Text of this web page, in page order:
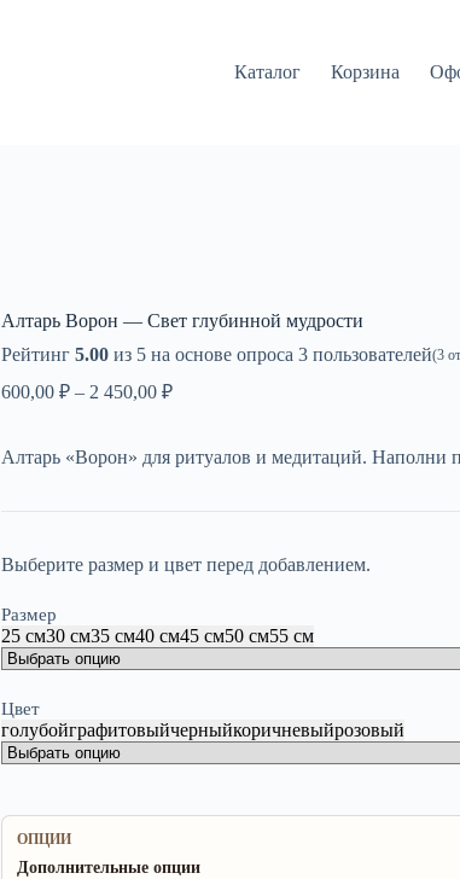
Каталог Корзина
Алтарь Ворон — Свет глубинной мудрости
Рейтинг 5.00из 5 на основе опроса 3пользователей(3
600,00 ₽ – 2 450,00 ₽Диапазон
–
Алтарь «Ворон» для ритуалов и медитаций. Наполни
Выберите размер и цвет перед добавлением.
Размер
25 см30 см35 см40 см45 см50 см55 см
Цвет
голубойграфитовыйчерныйкоричневыйрозовый
ОПЦИИ
Дополнительные опции